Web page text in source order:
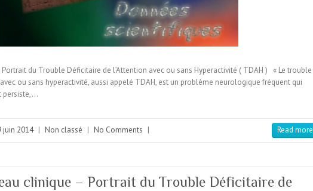
du Trouble Déficitaire de l’Attention avec ou sans Hyperactivité ( TDAH ) « Le trouble
ou sans hyperactivité, aussi appelé TDAH, est un problème neurologique fréquent qui
persiste,…
juin 2014 | Non classé | No Comments | Read more
clinique – Portrait du Trouble Déficitaire de